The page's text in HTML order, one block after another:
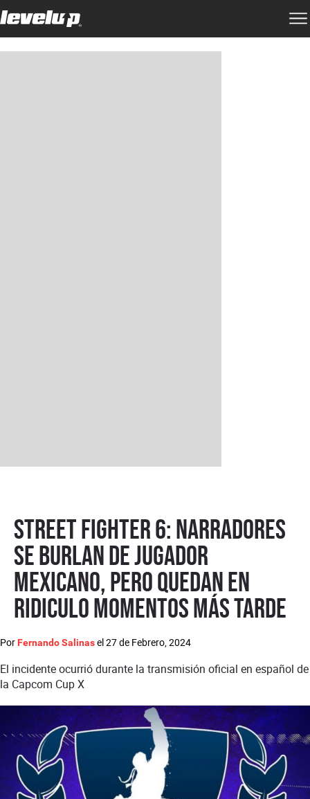
Street Fighter 6: narradores
se burlan de jugador
mexicano, pero quedan en
ridiculo momentos más tarde
Por Fernando Salinasel27 de Febrero, 2024
El incidente ocurrió durante la transmisión oficial en español de
la Capcom Cup X